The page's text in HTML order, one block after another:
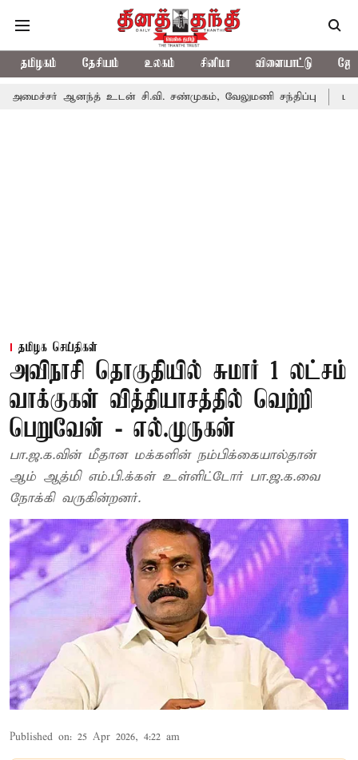
தமிழகம் தேசியம் உலகம் சினிமா விளையாட்டு
ஆனந்த் உடன் சி.வி. சண்முகம், வேலுமணி சந்திப்பு மண் வளம்
தமிழக செய்திகள்
அவிநாசி தொகுதியில் சுமார் 1 லட்சம்
வாக்குகள் வித்தியாசத்தில் வெற்றி
பெறுவேன் - எல்.முருகன்
பா.ஜ.க.வின் மீதான மக்களின் நம்பிக்கையால்தான்
ஆம் ஆத்மி எம்.பி.க்கள் உள்ளிட்டோர் பா.ஜ.க.வை
நோக்கி வருகின்றனர்.
Published on: 25 Apr 2026, 4:22 am